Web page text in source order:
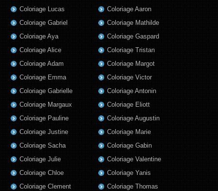
Coloriage Lucas
Coloriage Gabriel
Coloriage Aya
Coloriage Alice
Coloriage Adam
Coloriage Emma
Coloriage Gabrielle
Coloriage Aaron
Coloriage Mathilde
Coloriage Gaspard
Coloriage Tristan
Coloriage Margot
Coloriage Victor
Coloriage Antonin
Coloriage Margaux
Coloriage Pauline
Coloriage Justine
Coloriage Sacha
Coloriage Julie
Coloriage Chloe
Coloriage Clement
Coloriage Eliott
Coloriage Augustin
Coloriage Marie
Coloriage Gabin
Coloriage Valentine
Coloriage Yanis
Coloriage Thomas